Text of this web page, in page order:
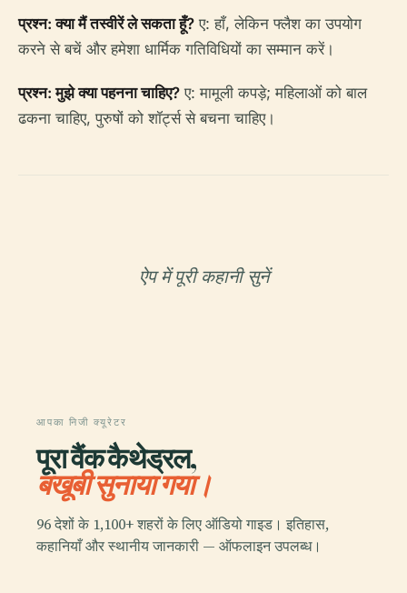
प्रश्न: क्या मैं तस्वीरें ले सकता हूँ? ए: हाँ, लेकिन फ्लैश का उपयोग
करने से बचें और हमेशा धार्मिक गतिविधियों का सम्मान करें।
प्रश्न: मुझे क्या पहनना चाहिए? ए: मामूली कपड़े; महिलाओं को बाल
ढकना चाहिए, पुरुषों को शॉर्ट्स से बचना चाहिए।
ऐप में पूरी कहानी सुनें
आपका निजी क्यूरेटर
पूरा वैंक कैथेड्रल,
बखूबी सुनाया गया।
96 देशों के 1,100+ शहरों के लिए ऑडियो गाइड। इतिहास,
कहानियाँ और स्थानीय जानकारी — ऑफलाइन उपलब्ध।